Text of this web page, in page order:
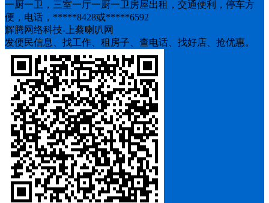
一厨一卫，三室一厅一厨一卫房屋出租，交通便利，停车方
便，电话，*****8428或*****6592
辉腾网络科技-上蔡喇叭网
发便民信息、找工作、租房子、查电话、找好店、抢优惠。